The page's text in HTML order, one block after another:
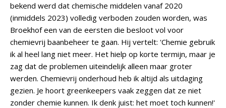
bekend werd dat chemische middelen vanaf 2020
(inmiddels 2023) volledig verboden zouden worden, was
Broekhof een van de eersten die besloot vol voor
chemievrij baanbeheer te gaan. Hij vertelt: 'Chemie gebruik
ik al heel lang niet meer. Het hielp op korte termijn, maar je
zag dat de problemen uiteindelijk alleen maar groter
werden. Chemievrij onderhoud heb ik altijd als uitdaging
gezien. Je hoort greenkeepers vaak zeggen dat ze niet
zonder chemie kunnen. Ik denk juist: het moet toch kunnen!'